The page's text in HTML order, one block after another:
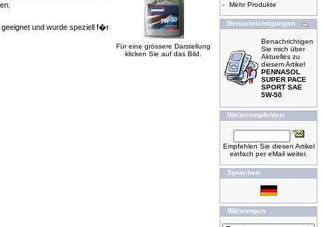
Für eine grössere Darstellung
klicken Sie auf das Bild.
und wurde speziell f�r
- Mehr Produkte
Benachrichtigungen
Benachrichtigen
Sie mich über
Aktuelles zu
diesem Artikel
PENNASOL
SUPER PACE
SPORT SAE
5W-50
Weiterempfehlen
Empfehlen Sie diesen Artikel
einfach per eMail weiter.
Sprachen
Währungen